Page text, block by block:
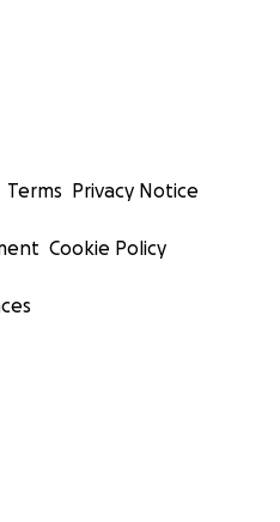
Terms Privacy Notice
Cookie Policy